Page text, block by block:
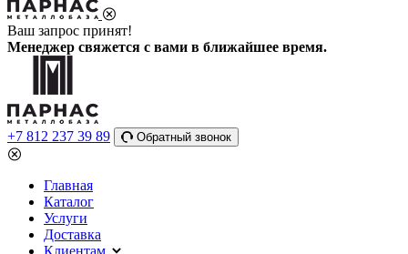
Ваш запрос принят!
Менеджер свяжется с вами в ближайшее время.
+7 812 237 39 89 Обратный звонок
Главная
Каталог
Услуги
Доставка
Клиентам